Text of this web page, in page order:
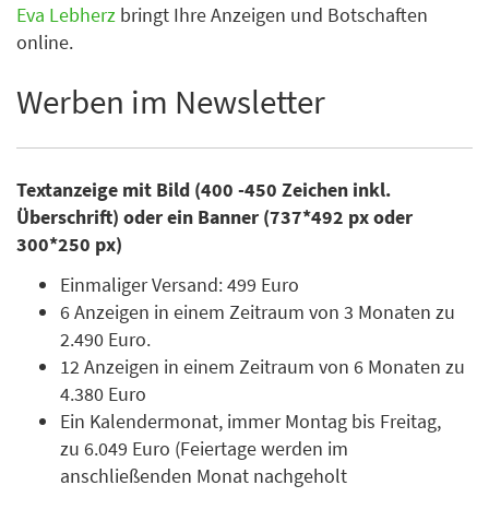
Eva Lebherz bringt Ihre Anzeigen und Botschaften
online.
Werben im Newsletter
Textanzeige mit Bild (400 -450 Zeichen inkl.
Überschrift) oder ein Banner (737*492 px oder
300*250 px)
Einmaliger Versand: 499 Euro
6 Anzeigen in einem Zeitraum von 3 Monaten zu
2.490 Euro.
12 Anzeigen in einem Zeitraum von 6 Monaten zu
4.380 Euro
Ein Kalendermonat, immer Montag bis Freitag,
zu 6.049 Euro (Feiertage werden im
anschließenden Monat nachgeholt